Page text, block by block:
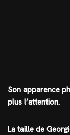
Son apparence
plus l’attention.
La taille de